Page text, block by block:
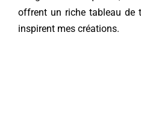
offrent un riche tableau de
inspirent mes créations.